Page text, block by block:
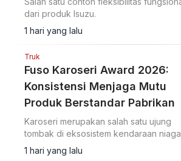
Truk Yang Profesional
Berbalut kegiatan kompetisi untuk
operasional kendaraan niaga
6 jam yang lalu
Di GIIAS 2026 Ada Isuzu Giga
Yang Bisa Menyapu Jalan
Salah satu contoh fleksibilitas fungsional
dari produk Isuzu.
1 hari yang lalu